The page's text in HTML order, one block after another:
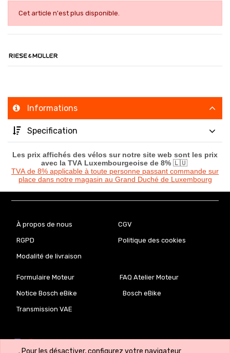
Cet article n'est plus disponible.
Informations
Specification
Les prix affichés des vélos sur notre site web sont les prix
avec la TVA Luxembourgeoise de 8% 🇱🇺
TVA de 8% applicable à toute personne passant commande sur
place dans notre magasin au Grand Duché de Luxembourg
À propos de nous CGV
RGPD Politique des cookies
Modalité de livraison
Formulaire Moteur FAQ Atelier Moteur
Notice Bosch eBike Bosch eBike
Transmission VAE